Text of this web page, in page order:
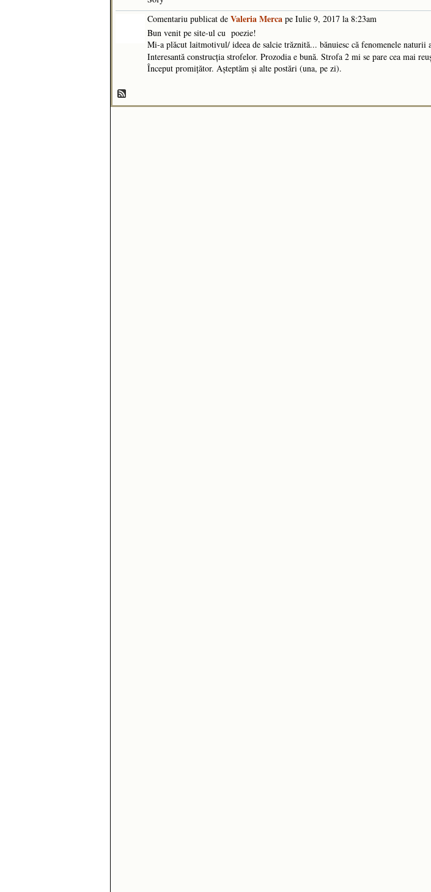
Comentariu publicat de Valeria Merca pe Iulie 9, 2017 la 8:23am
Bun venit pe site-ul cu poezie!
Mi-a plăcut laitmotivul/ ideea de salcie trăznită... bănuiesc că fenomenele naturii
Interesantă construcția strofelor. Prozodia e bună. Strofa 2 mi se pare cea mai
Început promițător. Așteptăm și alte postări (una, pe zi).